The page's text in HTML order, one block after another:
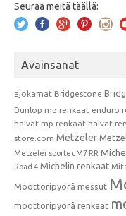
Seuraa meitä täällä:
Avainsanat
ajokamat Bridgestone
Dunlop mp renkaat enduro
halvat mp renkaat halvat
store.com Metzeler
Metzeler sportec M7 RR
Road 4 Michelin renkaat
Moottoripyörä messut
moottoripyörä renkaat